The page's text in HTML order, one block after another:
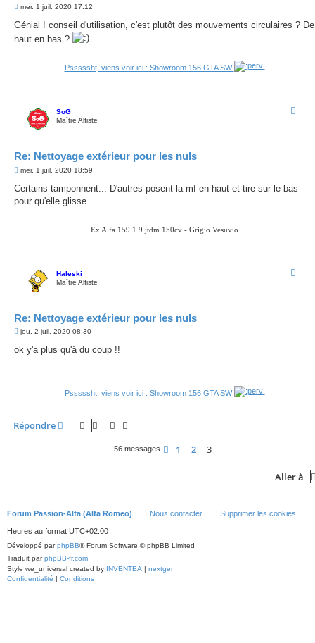
M
s
a
mer. 1 juil. 2020 17:12
Génial ! conseil d'utilisation, c'est plutôt des mouvements circulaires ? De
haut en bas ?
Psssssht, viens voir ici : Showroom 156 GTA SW
SoG
Maître Alfiste
Re: Nettoyage extérieur pour les nuls
M
s
a
mer. 1 juil. 2020 18:59
Certains tamponnent... D'autres posent la mf en haut et tire sur le bas
pour qu'elle glisse
Ex Alfa 159 1.9 jtdm 150cv - Grigio Vesuvio
Haleski
Maître Alfiste
Re: Nettoyage extérieur pour les nuls
M
s
jeu. 2 juil. 2020 08:30
ok y'a plus qu'à du coup !!
Psssssht, viens voir ici : Showroom 156 GTA SW
Répondre
56 messages Précédente
1 2 3
Aller à
Forum Passion-Alfa (Alfa Romeo) Nous contacter Supprimer les cookies
Heures au format UTC+02:00
Développé parphpBB® Forum Software © phpBB Limited
Traduit parphpBB-fr.com
Style we_universal created by INVENTEA | nextgen
Confidentialité | Conditions